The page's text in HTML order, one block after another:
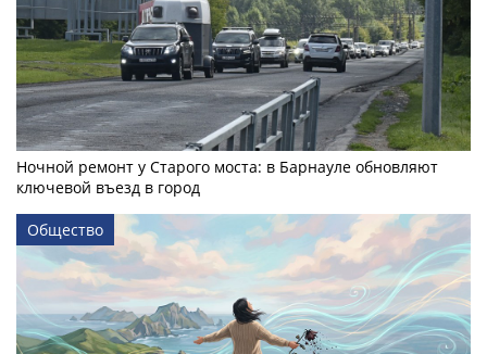
Ночной ремонт у Старого моста: в Барнауле обновляют
ключевой въезд в город
Общество